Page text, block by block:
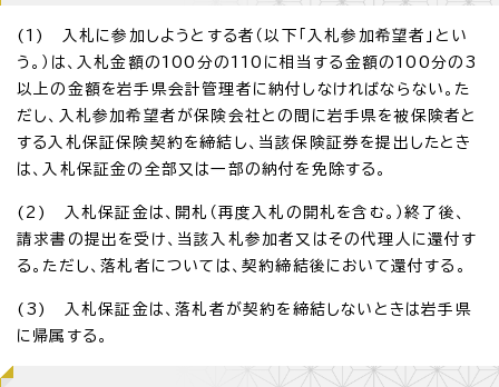
(1) 入札に参加しようとする者（以下「入札参加希望者」とい
う。）は、入札金額の100分の110に相当する金額の100分の3
以上の金額を岩手県会計管理者に納付しなければならない。た
だし、入札参加希望者が保険会社との間に岩手県を被保険者と
する入札保証保険契約を締結し、当該保険証券を提出したとき
は、入札保証金の全部又は一部の納付を免除する。
(2) 入札保証金は、開札（再度入札の開札を含む。）終了後、
請求書の提出を受け、当該入札参加者又はその代理人に還付す
る。ただし、落札者については、契約締結後において還付する。
(3) 入札保証金は、落札者が契約を締結しないときは岩手県
に帰属する。